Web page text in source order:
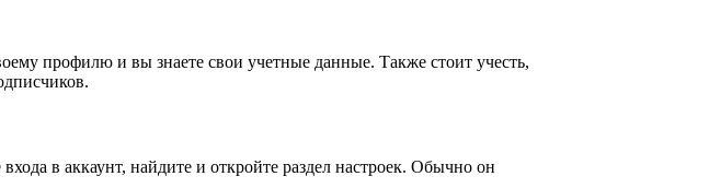
профилю и вы знаете свои учетные данные. Также стоит учесть,
в аккаунт, найдите и откройте раздел настроек. Обычно он